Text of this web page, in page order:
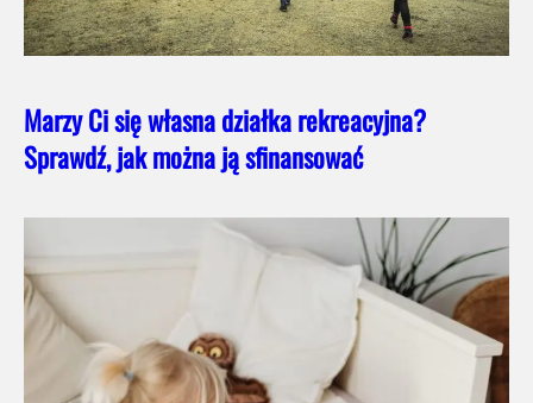
Marzy Ci się własna działka rekreacyjna?
Sprawdź, jak można ją sfinansować